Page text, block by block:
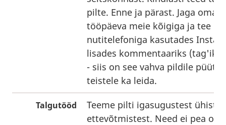
pilte. Enne ja pärast. Jaga oma
tööpäeva meie kõigiga ja tee
nutitelefoniga kasutades
lisades kommentaariks
- siis on see vahva pildile
teistele ka leida.
Talgutööd
Teeme pilti igasugustest
ettevõtmistest. Need ei pea